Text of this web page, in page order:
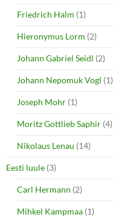
Friedrich Halm (1)
Hieronymus Lorm (2)
Johann Gabriel Seidl (2)
Johann Nepomuk Vogl (1)
Joseph Mohr (1)
Moritz Gottlieb Saphir (4)
Nikolaus Lenau (14)
Eesti luule (3)
Carl Hermann (2)
Mihkel Kampmaa (1)